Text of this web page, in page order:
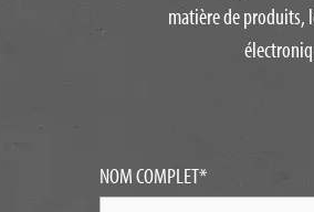
matière de produits,
NOM COMPLET*